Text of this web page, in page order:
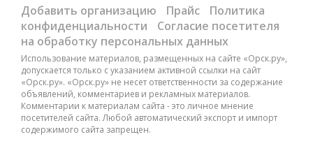
Добавить организацию
Прайс
Политика
конфиденциальности
Согласие посетителя
на обработку персональных данных
Использование материалов, размещенных на сайте «Орск.ру»,
допускается только с указанием активной ссылки на сайт
«Орск.ру». «Орск.ру» не несет ответственности за содержание
объявлений, комментариев и рекламных материалов.
Комментарии к материалам сайта - это личное мнение
посетителей сайта. Любой автоматический экспорт и импорт
содержимого сайта запрещен.